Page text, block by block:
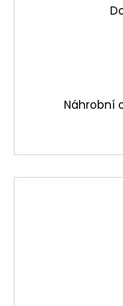
Náhrobní